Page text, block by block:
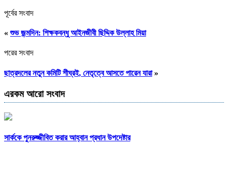
পূর্বের সংবাদ
«শুভ জন্মদিন: শিক্ষকবন্ধু আইনজীবী ছিদ্দিক উল্লাহ মিয়া
পরের সংবাদ
ছাত্রদলের নতুন কমিটি শীঘ্রই, নেতৃত্বে আসতে পারেন যারা»
এরকম আরো সংবাদ
সার্ককে পুনরুজ্জীবিত করার আহ্বান প্রধান উপদেষ্টার